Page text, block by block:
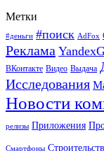
Метки
#деньги #поиск AdFox
Реклама
ВКонтакте Видео Выдача
Исследования
Новости
релизы Приложения
Смартфоны